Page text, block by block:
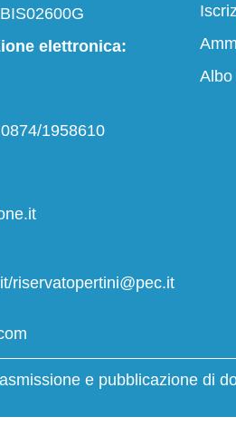
studenti
Organi collegiali
elettronica:
1958610
riservatopertini@pec.it
Albo
e pubblicazione di